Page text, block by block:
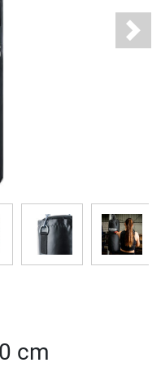
Next
cm